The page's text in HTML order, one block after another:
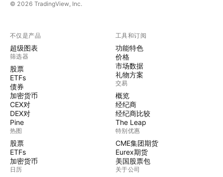
© 2026 TradingView, Inc.
不仅是产品
超级图表
筛选器
股票
ETFs
债券
加密货币
CEX对
DEX对
Pine
热图
股票
ETFs
加密货币
日历
工具和订阅
功能特色
价格
市场数据
礼物方案
交易
概览
经纪商
经纪商比较
The Leap
特别优惠
CME集团期货
Eurex期货
美国股票包
关于公司